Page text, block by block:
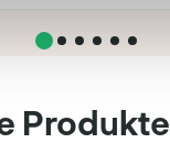
Produkte